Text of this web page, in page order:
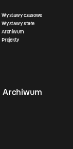
Wystawy czasowe
Wystawy stałe
Archiwum
Projekty
Archiwum